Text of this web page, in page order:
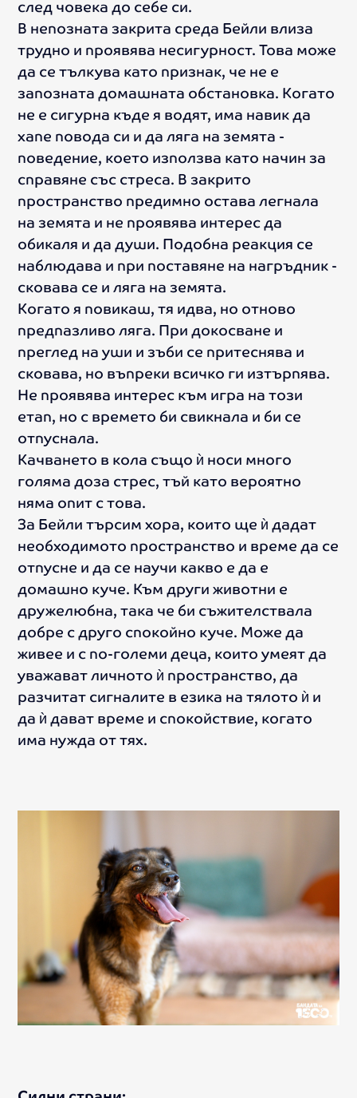
след човека до себе си.
В непозната закрита среда Бейли влиза
трудно и проявява несигурност. Това може
да се тълкува като признак, че не е
запозната домашната обстановка. Когато
не е сигурна къде я водят, има навик да
хапе повода си и да ляга на земята -
поведение, което използва като начин за
справяне със стреса. В закрито
пространство предимно остава легнала
на земята и не проявява интерес да
обикаля и да души. Подобна реакция се
наблюдава и при поставяне на нагръдник -
сковава се и ляга на земята.
Когато я повикаш, тя идва, но отново
предпазливо ляга. При докосване и
преглед на уши и зъби се притеснява и
сковава, но въпреки всичко ги изтърпява.
Не проявява интерес към игра на този
етап, но с времето би свикнала и би се
отпуснала.
Качването в кола също ѝ носи много
голяма доза стрес, тъй като вероятно
няма опит с това.
За Бейли търсим хора, които ще ѝ дадат
необходимото пространство и време да се
отпусне и да се научи какво е да е
домашно куче. Към други животни е
дружелюбна, така че би съжителствала
добре с друго спокойно куче. Може да
живее и с по-големи деца, които умеят да
уважават личното ѝ пространство, да
разчитат сигналите в езика на тялото ѝ и
да ѝ дават време и спокойствие, когато
има нужда от тях.